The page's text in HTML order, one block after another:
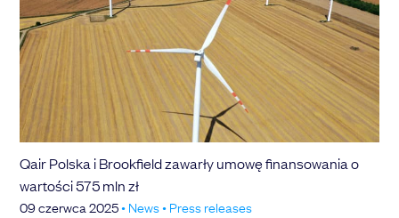
Qair Polska i Brookfield zawarły umowę finansowania o
wartości 575 mln zł
09 czerwca 2025• News• Press releases